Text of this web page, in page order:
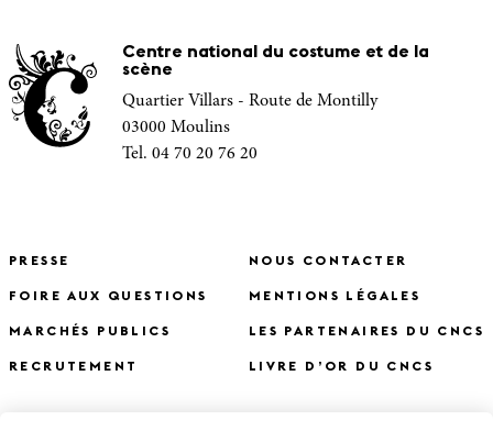
Centre national du costume et de la
scène
Quartier Villars - Route de Montilly
03000 Moulins
Tel. 04 70 20 76 20
PRESSE
FOIRE AUX QUESTIONS
MARCHÉS PUBLICS
RECRUTEMENT
NOUS CONTACTER
MENTIONS LÉGALES
LES PARTENAIRES DU CNCS
LIVRE D’OR DU CNCS